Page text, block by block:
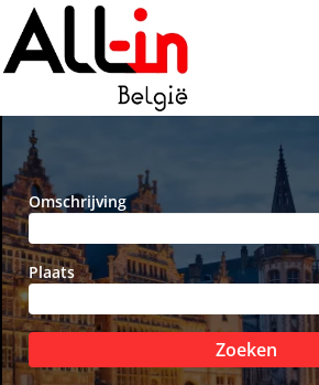
Omschrijving
Plaats
Zoeken